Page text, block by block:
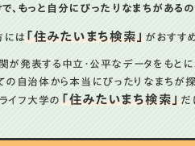
で、もっと自分にぴったりなまちがある
には「住みたいまち検索」がおすすめ
が発表する中立・公平なデータをもとに、
の自治体から 本当にぴったりなまちが探
イフ大学の「住みたいまち検索」だ